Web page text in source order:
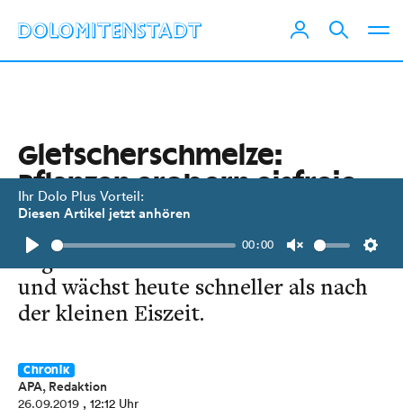
Ihr Dolo Plus Vorteil:
Diesen Artikel jetzt anhören
Play
00:00
Unmute
Gletscherschmelze:
Pflanzen erobern eisfreie
Böden
Vegetation stabilisiert den Boden
und wächst heute schneller als nach
der kleinen Eiszeit.
Chronik
APA, Redaktion
26.09.2019 , 12:12 Uhr